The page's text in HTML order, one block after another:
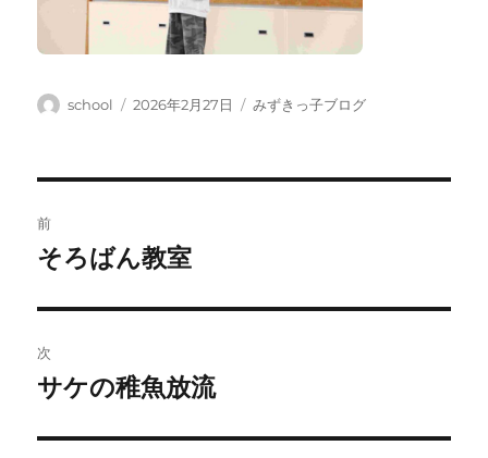
投
school
投
2026年2月27日
カ
みずきっ子ブログ
稿
ビ
ゲ
ー
前
前
投
稿:
そろばん教室
次
次
投
サケの稚魚放流